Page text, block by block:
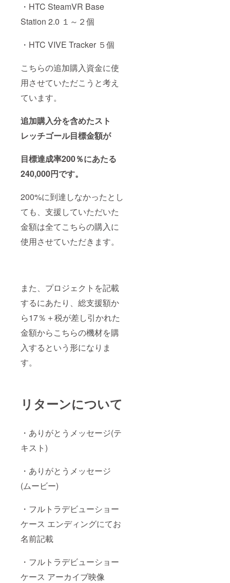
・HTC SteamVR Base
Station 2.0 １～２個
・HTC VIVE Tracker ５個
こちらの追加購入資金に使
用させていただこうと考え
ています。
追加購入分を含めたスト
レッチゴール目標金額が
目標達成率200％にあたる
240,000円です。
200%に到達しなかったとし
ても、支援していただいた
金額は全てこちらの購入に
使用させていただきます。
また、プロジェクトを記載
するにあたり、総支援額か
ら17％＋税が差し引かれた
金額からこちらの機材を購
入するという形になりま
す。
リターンについて
・ありがとうメッセージ(テ
キスト)
・ありがとうメッセージ
(ムービー)
・フルトラデビューショー
ケース エンディングにてお
名前記載
・フルトラデビューショー
ケース アーカイブ映像